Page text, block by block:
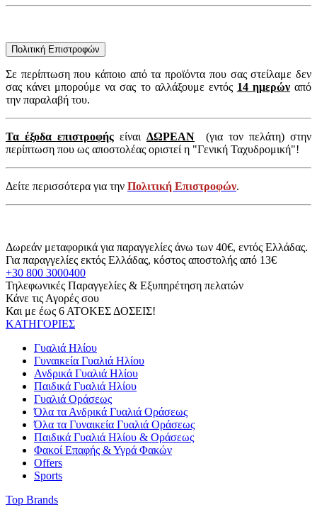
Πολιτική Επιστροφών
Σε περίπτωση που κάποιο από τα προϊόντα που σας στείλαμε δεν
σας κάνει μπορούμε να σας το αλλάξουμε εντός 14 ημερώναπό
την παραλαβή του.
Τα έξοδα επιστροφής είναι ΔΩΡΕΑΝ (για τον πελάτη) στην
περίπτωση που ως αποστολέας οριστεί η "Γενική Ταχυδρομική"!
Δείτε περισσότερα για την Πολιτική Επιστροφών.
Δωρεάν μεταφορικά για παραγγελίες άνω των 40€, εντός Ελλάδας.
Για παραγγελίες εκτός Ελλάδας, κόστος αποστολής από 13€
+30 800 3000400
Τηλεφωνικές Παραγγελίες & Εξυπηρέτηση πελατών
Κάνε τις Αγορές σου
Και με έως 6 ΑΤΟΚΕΣ ΔΟΣΕΙΣ!
ΚΑΤΗΓΟΡΙΕΣ
Γυαλιά Ηλίου
Γυναικεία Γυαλιά Ηλίου
Ανδρικά Γυαλιά Ηλίου
Παιδικά Γυαλιά Ηλίου
Γυαλιά Οράσεως
Όλα τα Ανδρικά Γυαλιά Οράσεως
Όλα τα Γυναικεία Γυαλιά Οράσεως
Παιδικά Γυαλιά Ηλίου & Οράσεως
Φακοί Επαφής & Υγρά Φακών
Offers
Sports
Top Brands